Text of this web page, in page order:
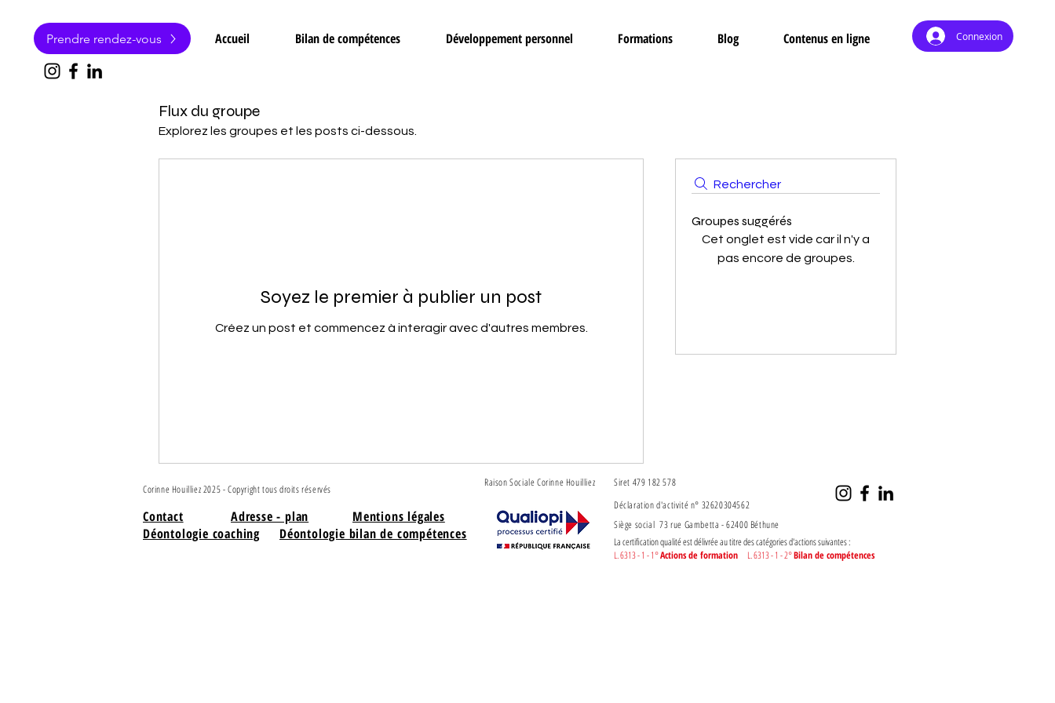
Prendre rendez-vous Accueil Bilan de compétences Développement personnel Formations Blog Contenus en ligne Connexion
Flux du groupe
Explorez les groupes et les posts ci-dessous.
Rechercher
Groupes suggérés
Cet onglet est vide car il n'y a
pas encore de groupes.
Soyez le premier à publier un post
Créez un post et commencez à interagir avec d'autres membres.
Corinne Houilliez 2025 - Copyright tous droits réservés
Contact Adresse - plan
Mentions légales
Déontologie coaching
Déontologie bilan de compétences
Raison Sociale Corinne Houilliez
Siret 479 182 578
Déclaration d'activité n° 32620304562
Siège social 73 rue Gambetta - 62400 Béthune
La certification qualité est délivrée au titre des catégories d'actions suivantes :
L. 6313 - 1 - 1°Actions de formation L. 6313 - 1 - 2°Bilan de compétences